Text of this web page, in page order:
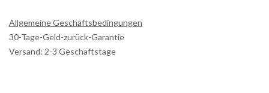
Allgemeine Geschäftsbedingungen
30-Tage-Geld-zurück-Garantie
Versand: 2-3 Geschäftstage